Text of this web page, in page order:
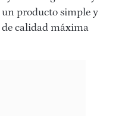
producto simple y
calidad máxima